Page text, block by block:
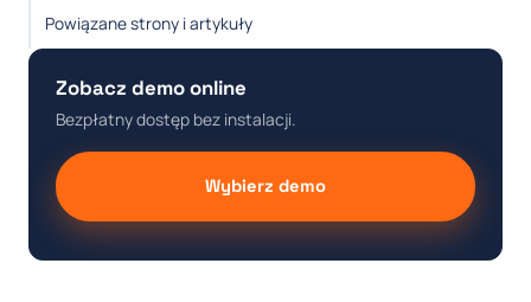
Powiązane strony i artykuły
Zobacz demo online
Bezpłatny dostęp bez instalacji.
Wybierz demo